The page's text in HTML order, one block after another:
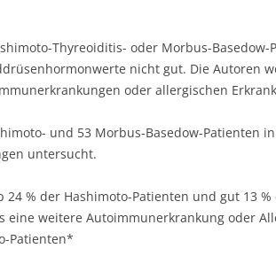
Thyreoiditis- oder Morbus-
nicht gut. Die Autoren
oder allergischen
und 53 Morbus-Basedow-Patienten
untersucht.
24 % der Hashimoto-Patienten und gut 13
eine weitere Autoimmunerkrankung oder
Patienten*